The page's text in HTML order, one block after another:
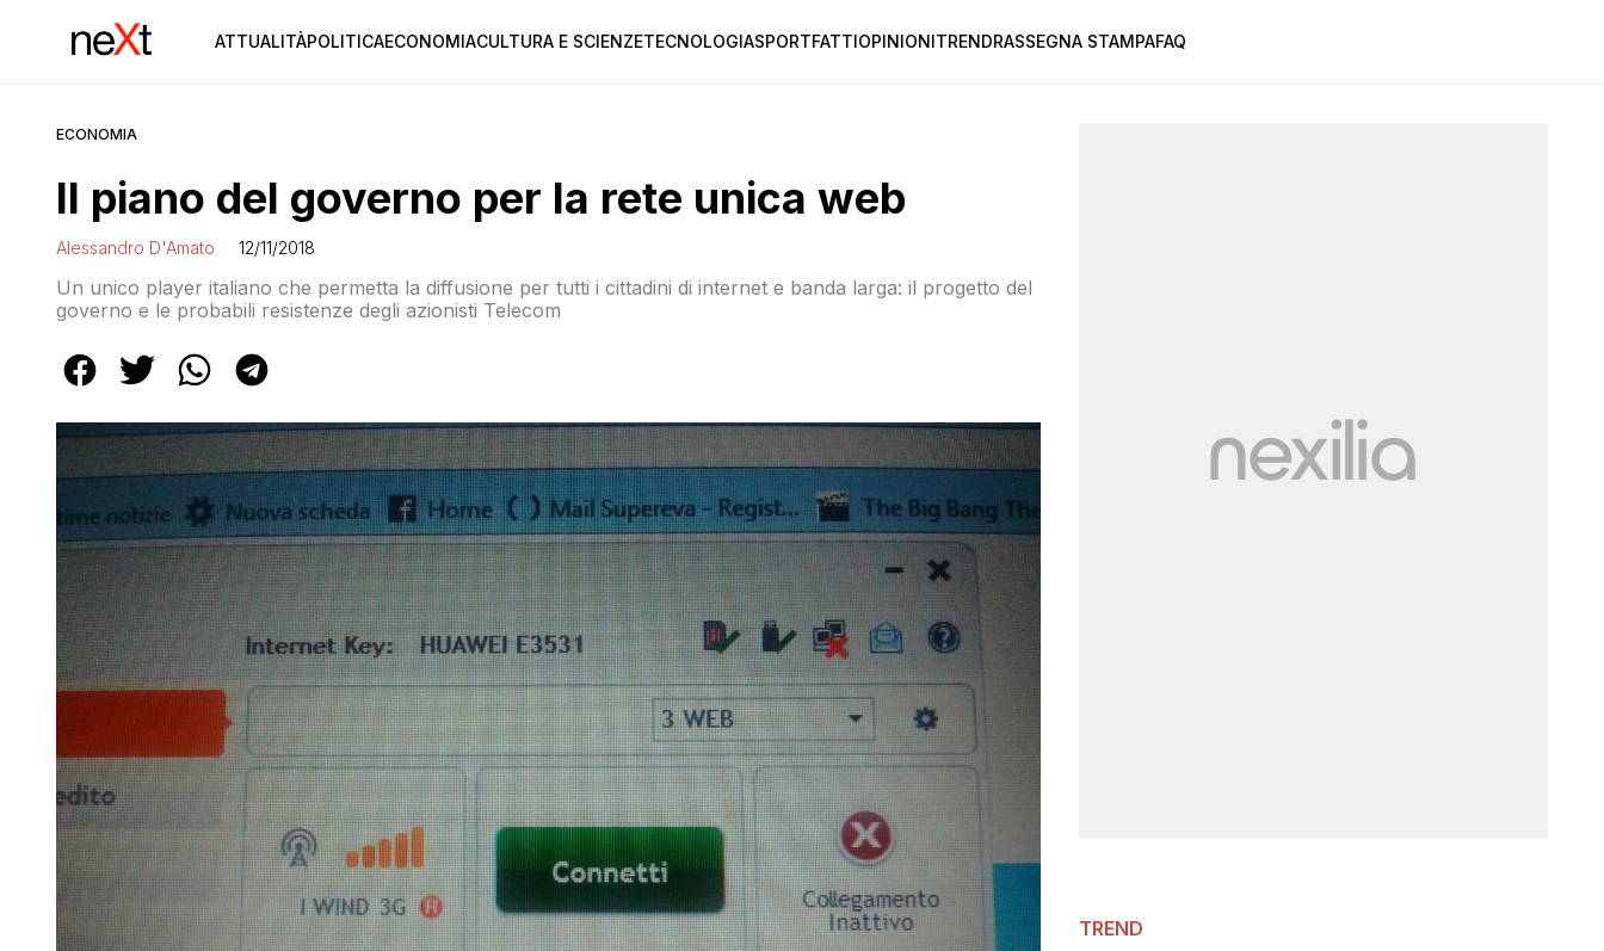
ATTUALITÀPOLITICAECONOMIACULTURA E SCIENZETECNOLOGIASPORTFATTIOPINIONITRENDRASSEGNA STAMPAFAQ
ECONOMIA
Il piano del governo per la rete unica web
Alessandro D'Amato 12/11/2018
Un unico player italiano che permetta la diffusione per tutti i cittadini di internet e banda larga: il progetto del
governo e le probabili resistenze degli azionisti Telecom
TREND